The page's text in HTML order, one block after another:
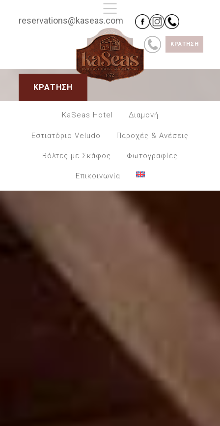
ΚΡΑΤΗΣΗ
reservations@kaseas.com
ΚΡΑΤΗΣΗ
KaSeas Hotel Διαμονή
Εστιατόριο Veludo Παροχές & Ανέσεις
Βόλτες με Σκάφος Φωτογραφίες
Επικοινωνία